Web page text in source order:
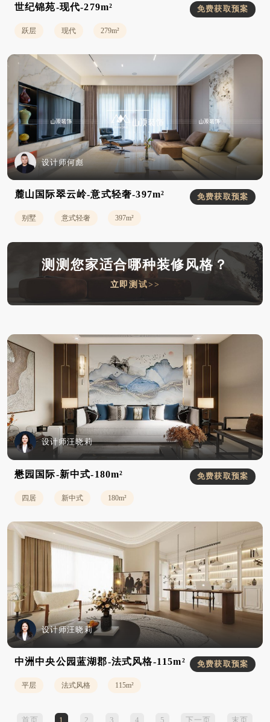
世纪锦苑-现代-279m² 免费获取预案
跃层 现代 279m²
设计师何彪
麓山国际翠云岭-意式轻奢-397m² 免费获取预案
别墅 意式轻奢 397m²
测测您家适合哪种装修风格？
立即测试>>
设计师汪晓莉
懋园国际-新中式-180m² 免费获取预案
四居 新中式 180m²
设计师汪晓莉
中洲中央公园蓝湖郡-法式风格-115m² 免费获取预案
平层 法式风格 115m²
首页 1 2 3 4 5 下一页 末页